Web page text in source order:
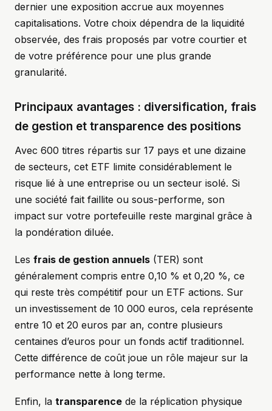
dernier une exposition accrue aux moyennes
capitalisations. Votre choix dépendra de la liquidité
observée, des frais proposés par votre courtier et
de votre préférence pour une plus grande
granularité.
Principaux avantages : diversification, frais
de gestion et transparence des positions
Avec 600 titres répartis sur 17 pays et une dizaine
de secteurs, cet ETF limite considérablement le
risque lié à une entreprise ou un secteur isolé. Si
une société fait faillite ou sous-performe, son
impact sur votre portefeuille reste marginal grâce à
la pondération diluée.
Les frais de gestion annuels (TER) sont
généralement compris entre 0,10 % et 0,20 %, ce
qui reste très compétitif pour un ETF actions. Sur
un investissement de 10 000 euros, cela représente
entre 10 et 20 euros par an, contre plusieurs
centaines d’euros pour un fonds actif traditionnel.
Cette différence de coût joue un rôle majeur sur la
performance nette à long terme.
Enfin, la transparence de la réplication physique